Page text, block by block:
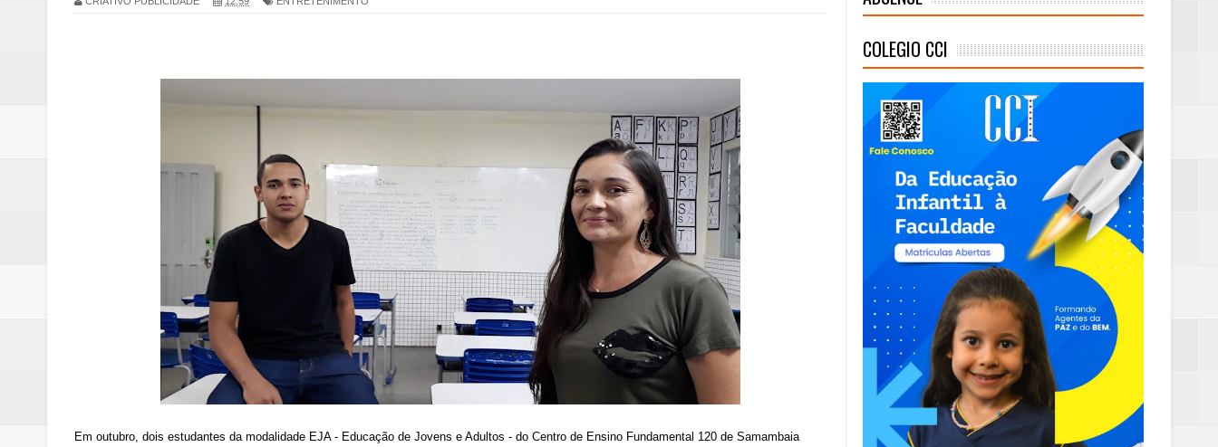
Celina Leão abre 8,4 pontos sobre Arruda e lidera disputa pelo GDF
Nova mistura de 32% de etanol altera dinâmica dos postos e exige atenção de motoristas de Samambaia
Campanha para Transplante do Padre Lucas de Samambaia entra em mês decisivo com 72% da meta alcançada
Relatório apontou riscos no aterro sanitário de Samambaia meses antes de morte de trabalhador
Renata D'Aguiar intensifica ações sociais e cobrança por melhorias em Samambaia
Moradores encontram quase 50 escorpiões em boca de lobo em Samambaia
Homem é socorrido após ser vítima de agressão em Samambaia
Moradora de Samambaia tem prisão preventiva decretada pela Justiça
Em outubro, dois estudantes da modalidade EJA - Educação de Jovens e Adultos - do Centro de Ensino Fundamental 120 de Samambaia
COLEGIO CCI